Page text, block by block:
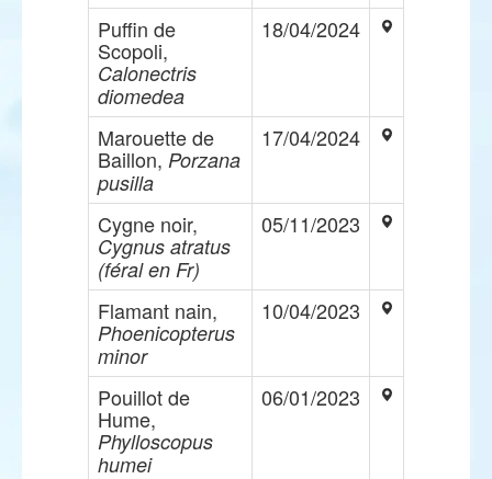
Puffin de
Scopoli,
Calonectris
diomedea
18/04/2024
Marouette de
Baillon, Porzana
pusilla
17/04/2024
Cygne noir,
Cygnus atratus
(féral en Fr)
05/11/2023
Flamant nain,
Phoenicopterus
minor
10/04/2023
Pouillot de
Hume,
Phylloscopus
humei
06/01/2023